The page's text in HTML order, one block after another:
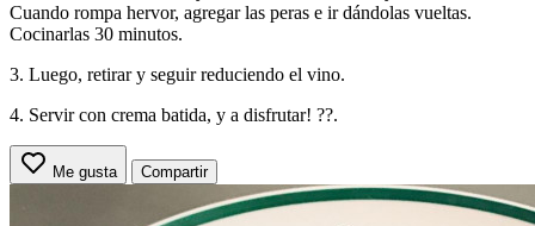
Cuando rompa hervor, agregar las peras e ir dándolas vueltas.
Cocinarlas 30 minutos.
3. Luego, retirar y seguir reduciendo el vino.
4. Servir con crema batida, y a disfrutar! ??.
Me gusta Compartir